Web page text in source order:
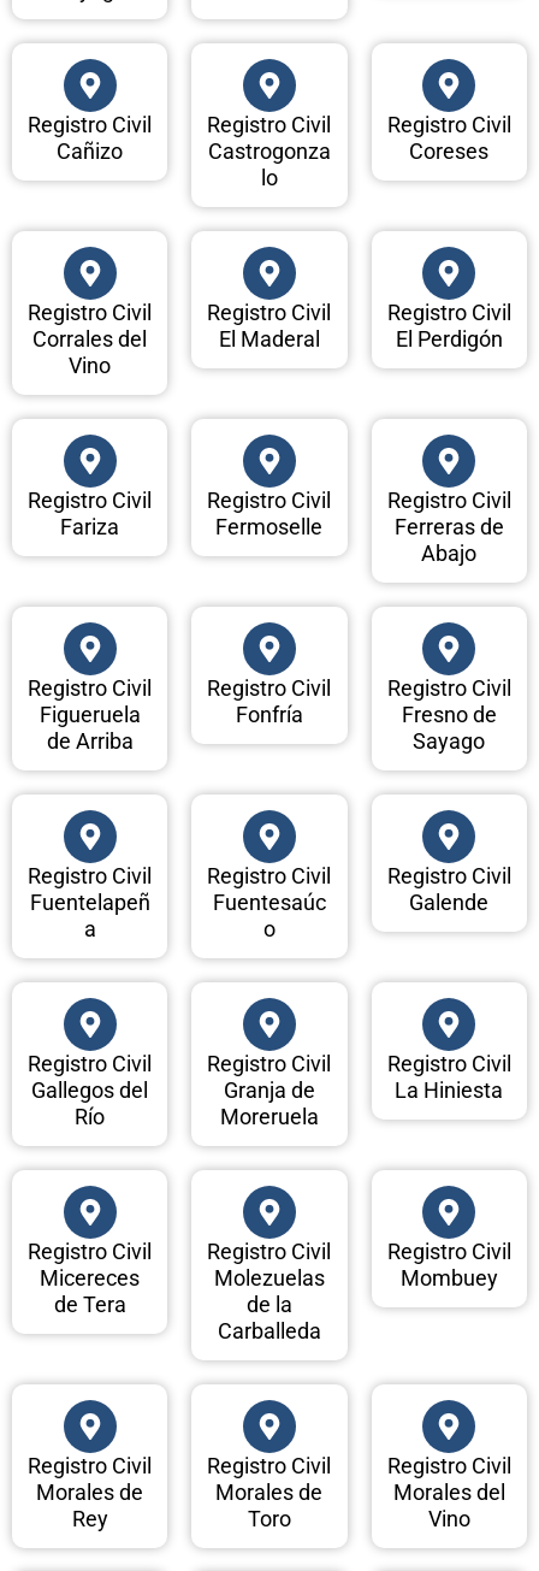
Registro Civil
Cañizo
Registro Civil
Castrogonza
lo
Registro Civil
Coreses
Registro Civil
Corrales del
Vino
Registro Civil
El Maderal
Registro Civil
El Perdigón
Registro Civil
Fariza
Registro Civil
Fermoselle
Registro Civil
Ferreras de
Abajo
Registro Civil
Figueruela
de Arriba
Registro Civil
Fonfría
Registro Civil
Fresno de
Sayago
Registro Civil
Fuentelapeñ
a
Registro Civil
Fuentesaúc
o
Registro Civil
Galende
Registro Civil
Gallegos del
Río
Registro Civil
Granja de
Moreruela
Registro Civil
La Hiniesta
Registro Civil
Micereces
de Tera
Registro Civil
Molezuelas
de la
Carballeda
Registro Civil
Mombuey
Registro Civil
Morales de
Rey
Registro Civil
Morales de
Toro
Registro Civil
Morales del
Vino